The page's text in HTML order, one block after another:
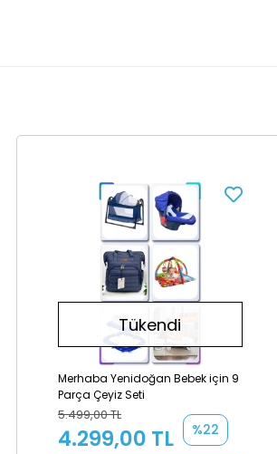
Tükendi
Merhaba Yenidoğan Bebek için 9
Parça Çeyiz Seti
5.499,00 TL
4.299,00 TL %22